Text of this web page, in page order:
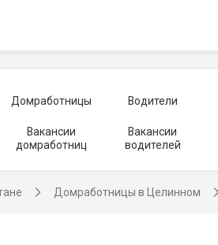
Домработницы Водители
Вакансии
домработниц
Вакансии
водителей
Домработницы в Целинном